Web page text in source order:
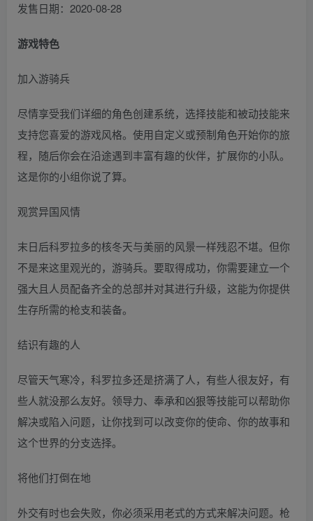
发售日期：2020-08-28
游戏特色
加入游骑兵
尽情享受我们详细的角色创建系统，选择技能和被动技能来
支持您喜爱的游戏风格。使用自定义或预制角色开始你的旅
程，随后你会在沿途遇到丰富有趣的伙伴，扩展你的小队。
这是你的小组你说了算。
观赏异国风情
末日后科罗拉多的核冬天与美丽的风景一样残忍不堪。但你
不是来这里观光的，游骑兵。要取得成功，你需要建立一个
强大且人员配备齐全的总部并对其进行升级，这能为你提供
生存所需的枪支和装备。
结识有趣的人
尽管天气寒冷，科罗拉多还是挤满了人，有些人很友好，有
些人就没那么友好。领导力、奉承和凶狠等技能可以帮助你
解决或陷入问题，让你找到可以改变你的使命、你的故事和
这个世界的分支选择。
将他们打倒在地
外交有时也会失败，你必须采用老式的方式来解决问题。枪